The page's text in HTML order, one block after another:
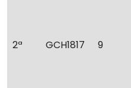
2ª GCH1817 9